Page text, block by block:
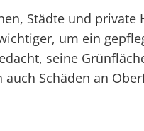
Städte und
um ein
seine
Schäden an